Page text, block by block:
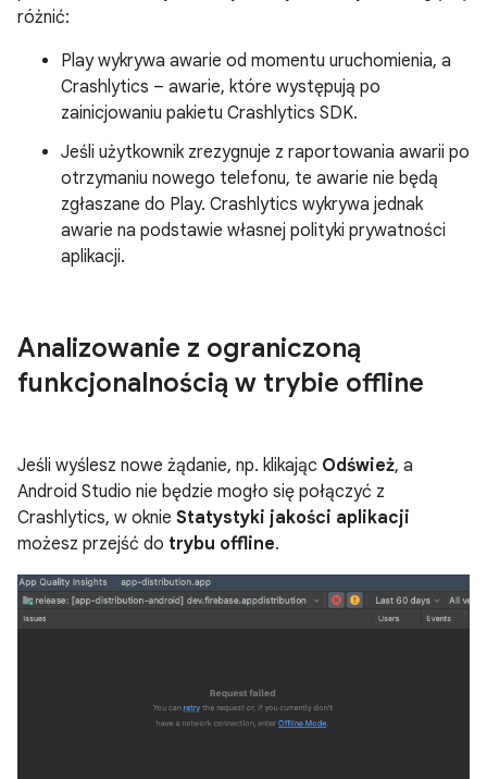
różnić:
Play wykrywa awarie od momentu uruchomienia, a
Crashlytics – awarie, które występują po
zainicjowaniu pakietu Crashlytics SDK.
Jeśli użytkownik zrezygnuje z raportowania awarii po
otrzymaniu nowego telefonu, te awarie nie będą
zgłaszane do Play. Crashlytics wykrywa jednak
awarie na podstawie własnej polityki prywatności
aplikacji.
Analizowanie z ograniczoną
funkcjonalnością w trybie offline
Jeśli wyślesz nowe żądanie, np. klikając Odśwież, a
Android Studio nie będzie mogło się połączyć z
Crashlytics, w oknie Statystyki jakości aplikacji
możesz przejść do trybu offline.